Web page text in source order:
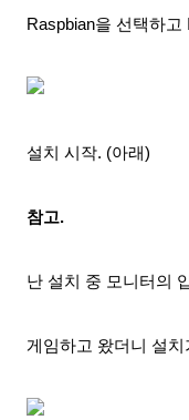
Raspbian을 선택하고
설치 시작. (아래)
참고.
난 설치 중 모니터의
게임하고 왔더니 설